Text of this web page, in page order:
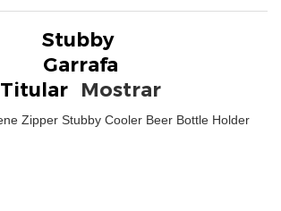
Stubby
Titular Mostrar